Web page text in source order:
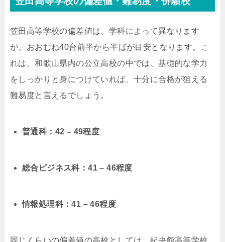
笠田高等学校の偏差値は、学科によって異なります
が、おおむね40台前半から半ばが目安となります。こ
れは、和歌山県内の公立高校の中では、基礎的な学力
をしっかりと身につけていれば、十分に合格が狙える
難易度と言えるでしょう。
普通科：42 – 49程度
総合ビジネス科：41 – 46程度
情報処理科：41 – 46程度
同じくらいの偏差値の高校としては、紀央館高等学校